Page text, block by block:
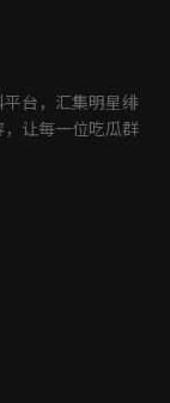
台，汇集明星绯
让每一位吃瓜群